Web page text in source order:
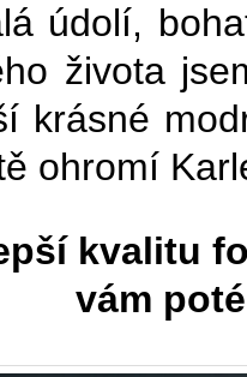
údolí,
života
krásné
ohromí
kvalitu
vám